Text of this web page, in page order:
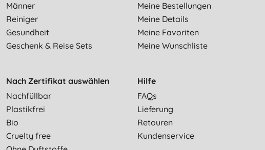
Männer
Reiniger
Gesundheit
Geschenk & Reise Sets
Nach Zertifikat auswählen
Nachfüllbar
Plastikfrei
Bio
Cruelty free
Meine Bestellungen
Meine Details
Meine Favoriten
Meine Wunschliste
Hilfe
FAQs
Lieferung
Retouren
Kundenservice